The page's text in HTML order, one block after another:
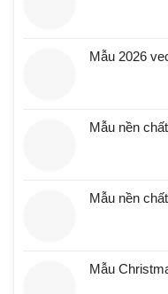
Mẫu 2026
Mẫu nền
Mẫu nền
Mẫu